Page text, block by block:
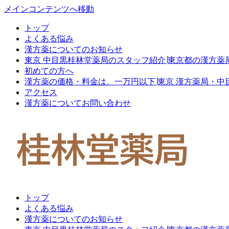
メインコンテンツへ移動
トップ
よくある悩み
漢方薬についてのお知らせ
東京 中目黒桂林堂薬局のスタッフ紹介∣東京都の漢方薬
初めての方へ
漢方薬の価格・料金は、一万円以下∣東京 漢方薬局・中
アクセス
漢方薬についてお問い合わせ
トップ
よくある悩み
漢方薬についてのお知らせ